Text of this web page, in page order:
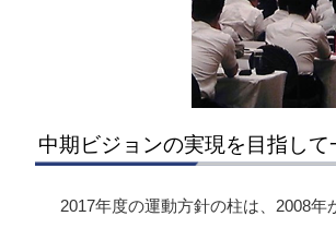
中期ビジョンの実現を目指し
2017年度の運動方針の柱は、2008